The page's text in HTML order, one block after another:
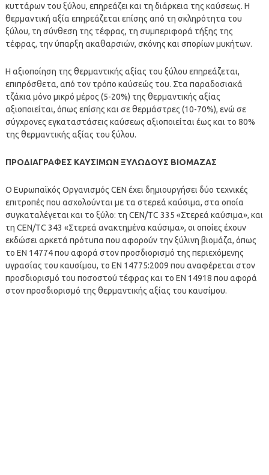
κυττάρων του ξύλου, επηρεάζει και τη διάρκεια της καύσεως. Η
θερμαντική αξία επηρεάζεται επίσης από τη σκληρότητα του
ξύλου, τη σύνθεση της τέφρας, τη συμπεριφορά τήξης της
τέφρας, την ύπαρξη ακαθαρσιών, σκόνης και σπορίων μυκήτων.
Η αξιοποίηση της θερμαντικής αξίας του ξύλου επηρεάζεται,
επιπρόσθετα, από τον τρόπο καύσεώς του. Στα παραδοσιακά
τζάκια μόνο μικρό μέρος (5-20%) της θερμαντικής αξίας
αξιοποιείται, όπως επίσης και σε θερμάστρες (10-70%), ενώ σε
σύγχρονες εγκαταστάσεις καύσεως αξιοποιείται έως και το 80%
της θερμαντικής αξίας του ξύλου.
ΠΡΟΔΙΑΓΡΑΦΕΣ ΚΑΥΣΙΜΩΝ ΞΥΛΩΔΟΥΣ ΒΙΟΜΑΖΑΣ
Ο Ευρωπαϊκός Οργανισμός CEN έχει δημιουργήσει δύο τεχνικές
επιτροπές που ασχολούνται με τα στερεά καύσιμα, στα οποία
συγκαταλέγεται και το ξύλο: τη CEN/TC 335 «Στερεά καύσιμα», και
τη CEN/TC 343 «Στερεά ανακτημένα καύσιμα», οι οποίες έχουν
εκδώσει αρκετά πρότυπα που αφορούν την ξύλινη βιομάζα, όπως
το EN 14774 που αφορά στον προσδιορισμό της περιεχόμενης
υγρασίας του καυσίμου, το EN 14775:2009 που αναφέρεται στον
προσδιορισμό του ποσοστού τέφρας και το EN 14918 που αφορά
στον προσδιορισμό της θερμαντικής αξίας του καυσίμου.